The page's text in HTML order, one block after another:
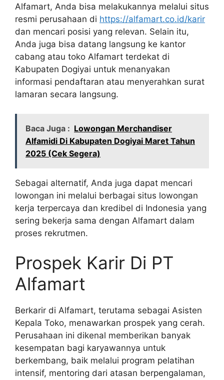
Alfamart, Anda bisa melakukannya melalui situs
resmi perusahaan di https://alfamart.co.id/karir
dan mencari posisi yang relevan. Selain itu,
Anda juga bisa datang langsung ke kantor
cabang atau toko Alfamart terdekat di
Kabupaten Dogiyai untuk menanyakan
informasi pendaftaran atau menyerahkan surat
lamaran secara langsung.
Baca Juga : Lowongan Merchandiser
Alfamidi Di Kabupaten Dogiyai Maret Tahun
2025 (Cek Segera)
Sebagai alternatif, Anda juga dapat mencari
lowongan ini melalui berbagai situs lowongan
kerja terpercaya dan kredibel di Indonesia yang
sering bekerja sama dengan Alfamart dalam
proses rekrutmen.
Prospek Karir Di PT
Alfamart
Berkarir di Alfamart, terutama sebagai Asisten
Kepala Toko, menawarkan prospek yang cerah.
Perusahaan ini dikenal memberikan banyak
kesempatan bagi karyawannya untuk
berkembang, baik melalui program pelatihan
intensif, mentoring dari atasan berpengalaman,